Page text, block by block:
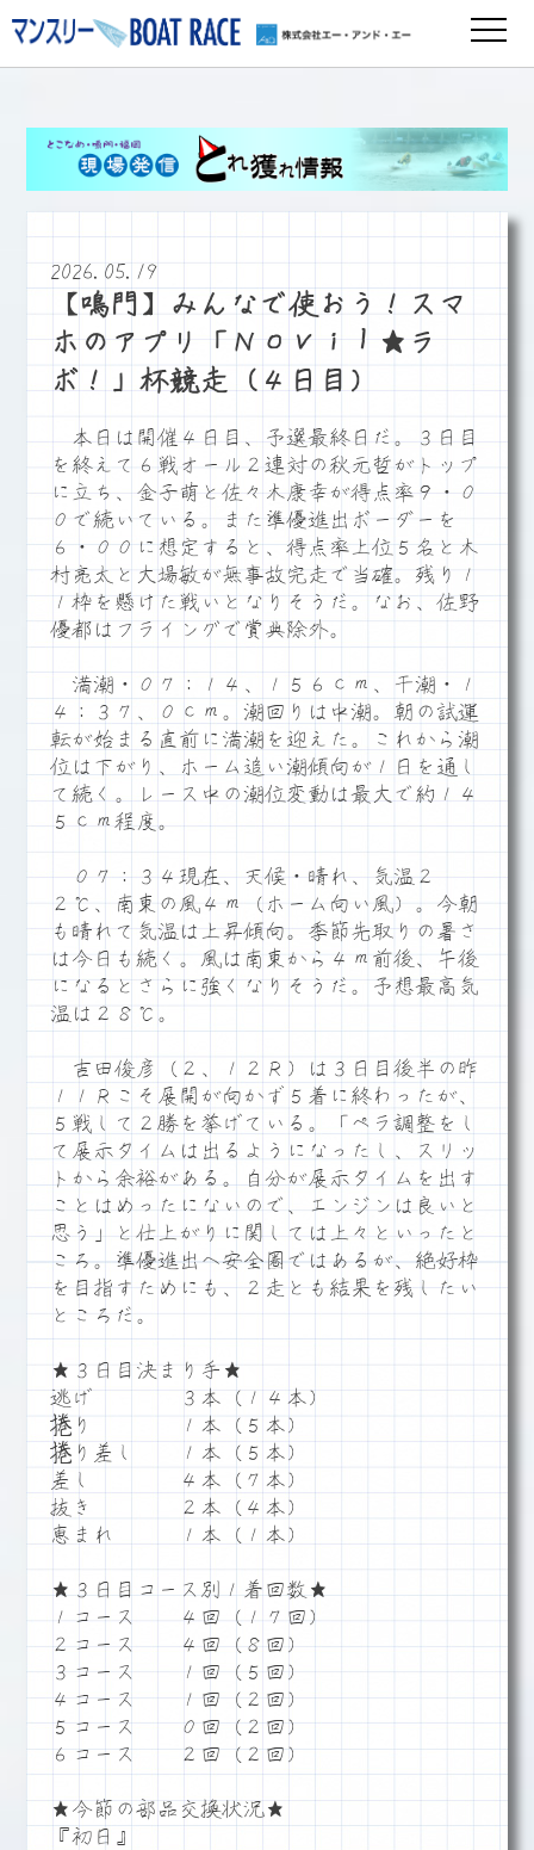
2026.05.19
【鳴門】みんなで使おう！スマ
ホのアプリ「Ｎｏｖｉｌ★ラ
ボ！」杯競走（４日目）
本日は開催４日目、予選最終日だ。３日目
を終えて６戦オール２連対の秋元哲がトップ
に立ち、金子萌と佐々木康幸が得点率９・０
０で続いている。また準優進出ボーダーを
６・００に想定すると、得点率上位５名と木
村亮太と大場敏が無事故完走で当確。残り１
１枠を懸けた戦いとなりそうだ。なお、佐野
優都はフライングで賞典除外。
満潮・０７：１４、１５６ｃｍ、干潮・１
４：３７、０ｃｍ。潮回りは中潮。朝の試運
転が始まる直前に満潮を迎えた。これから潮
位は下がり、ホーム追い潮傾向が１日を通し
て続く。レース中の潮位変動は最大で約１４
５ｃｍ程度。
０７：３４現在、天候・晴れ、気温２
２℃、南東の風４ｍ（ホーム向い風）。今朝
も晴れて気温は上昇傾向。季節先取りの暑さ
は今日も続く。風は南東から４ｍ前後、午後
になるとさらに強くなりそうだ。予想最高気
温は２８℃。
吉田俊彦（２、１２Ｒ）は３日目後半の昨
１１Ｒこそ展開が向かず５着に終わったが、
５戦して２勝を挙げている。「ペラ調整をし
て展示タイムは出るようになったし、スリッ
トから余裕がある。自分が展示タイムを出す
ことはめったにないので、エンジンは良いと
思う」と仕上がりに関しては上々といったと
ころ。準優進出へ安全圏ではあるが、絶好枠
を目指すためにも、２走とも結果を残したい
ところだ。
★３日目決まり手★
逃げ ３本（１４本）
捲り １本（５本）
捲り差し １本（５本）
差し ４本（７本）
抜き ２本（４本）
恵まれ １本（１本）
★３日目コース別１着回数★
１コース ４回（１７回）
２コース ４回（８回）
３コース １回（５回）
４コース １回（２回）
５コース ０回（２回）
６コース ２回（２回）
★今節の部品交換状況★
『初日』